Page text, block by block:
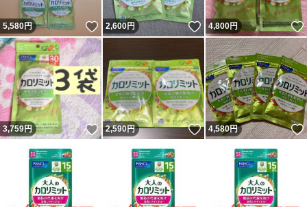
5,580円 いいね！
2,600円 いいね！
4,800円
3,759円 いいね！
2,590円 いいね！
4,580円